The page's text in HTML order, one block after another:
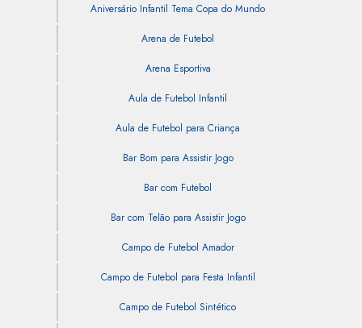
Aniversário Infantil Tema Copa do Mundo
Arena de Futebol
Arena Esportiva
Aula de Futebol Infantil
Aula de Futebol para Criança
Bar Bom para Assistir Jogo
Bar com Futebol
Bar com Telão para Assistir Jogo
Campo de Futebol Amador
Campo de Futebol para Festa Infantil
Campo de Futebol Sintético